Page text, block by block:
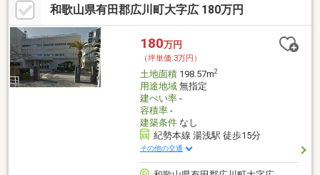
和歌山県有田郡広川町大字広 180万円
180万円
（坪単価:3万円）
土地面積198.57m2
用途地域無指定
建ぺい率-
容積率-
建築条件なし
紀勢本線 湯浅駅 徒歩15分
その他の交通